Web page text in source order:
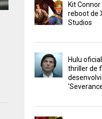
Kit
reboot de
Studios
Hulu
thriller de